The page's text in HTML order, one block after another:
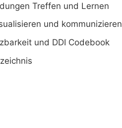
Treffen und Lernen
und kommunizieren
und DDI Codebook